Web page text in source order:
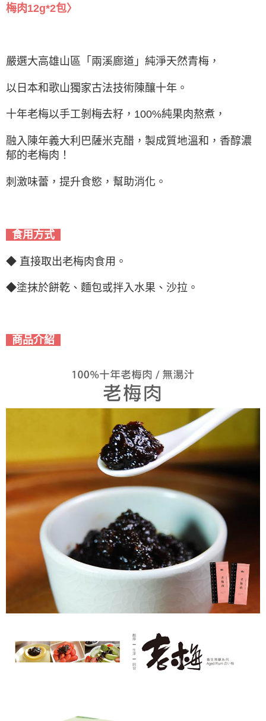
梅肉12g*2包〉
嚴選大高雄山區「兩溪廊道」純淨天然青梅，
以日本和歌山獨家古法技術陳釀十年。
十年老梅以手工剝梅去籽，100%純果肉熬煮，
融入陳年義大利巴薩米克醋，製成質地溫和，香醇濃
郁的老梅肉！
刺激味蕾，提升食慾，幫助消化。
食用方式
◆ 直接取出老梅肉食用。
◆塗抹於餅乾、麵包或拌入水果、沙拉。
商品介紹